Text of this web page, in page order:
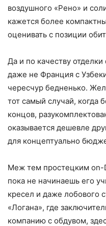
воздушного «Рено» и
кажется более
оценивать с позиции
Да и по качеству
даже не Франция с
чересчур бедненько.
тот самый случай, когда
концов,
оказывается дешевле
для концептуально
Меж тем простецким on-
пока не начинаешь его
кресел и даже лобового
«Логана», где
компанию с обдувом,